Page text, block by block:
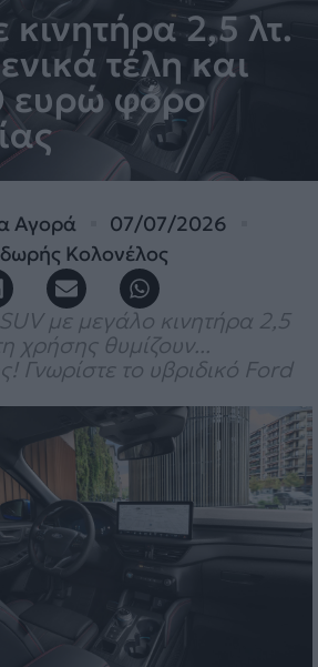
κινητήρα 2,5 λτ.
τέλη και
ευρώ φόρο
Αγορά
07/07/2026
Κολονέλος
με μεγάλο κινητήρα 2,5
χρήσης θυμίζουν...
Γνωρίστε το υβριδικό Ford